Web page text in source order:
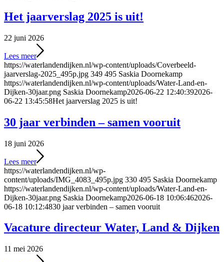
Het jaarverslag 2025 is uit!
22 juni 2026
Lees meer
https://waterlandendijken.nl/wp-content/uploads/Coverbeeld-
jaarverslag-2025_495p.jpg 349 495 Saskia Doornekamp
https://waterlandendijken.nl/wp-content/uploads/Water-Land-en-
Dijken-30jaar.png Saskia Doornekamp2026-06-22 12:40:392026-
06-22 13:45:58Het jaarverslag 2025 is uit!
30 jaar verbinden – samen vooruit
18 juni 2026
Lees meer
https://waterlandendijken.nl/wp-
content/uploads/IMG_4083_495p.jpg 330 495 Saskia Doornekamp
https://waterlandendijken.nl/wp-content/uploads/Water-Land-en-
Dijken-30jaar.png Saskia Doornekamp2026-06-18 10:06:462026-
06-18 10:12:4830 jaar verbinden – samen vooruit
Vacature directeur Water, Land & Dijken
11 mei 2026